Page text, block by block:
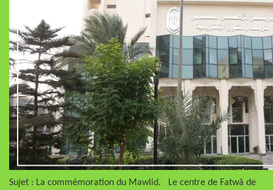
Sujet : La commémoration du Mawlid. Le centre de Fatwâ de